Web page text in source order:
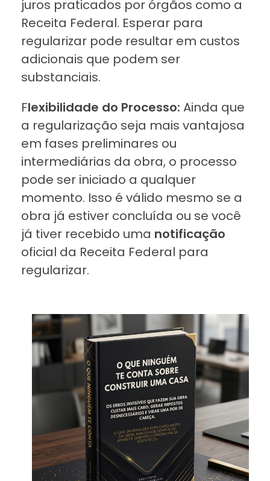
juros praticados por órgãos como a
Receita Federal. Esperar para
regularizar pode resultar em custos
adicionais que podem ser
substanciais.
Flexibilidade do Processo: Ainda que
a regularização seja mais vantajosa
em fases preliminares ou
intermediárias da obra, o processo
pode ser iniciado a qualquer
momento. Isso é válido mesmo se a
obra já estiver concluída ou se você
já tiver recebido uma notificação
oficial da Receita Federal para
regularizar.